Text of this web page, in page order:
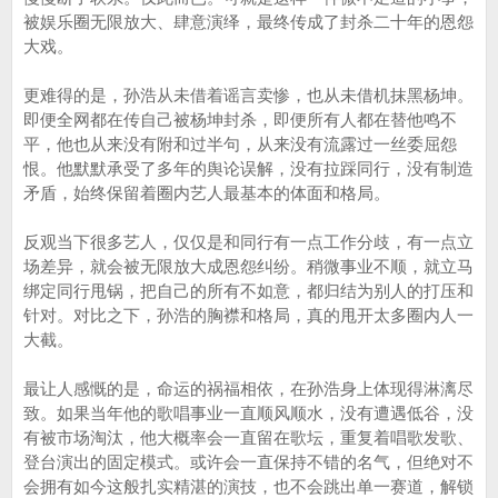
被娱乐圈无限放大、肆意演绎，最终传成了封杀二十年的恩怨
大戏。
更难得的是，孙浩从未借着谣言卖惨，也从未借机抹黑杨坤。
即便全网都在传自己被杨坤封杀，即便所有人都在替他鸣不
平，他也从来没有附和过半句，从来没有流露过一丝委屈怨
恨。他默默承受了多年的舆论误解，没有拉踩同行，没有制造
矛盾，始终保留着圈内艺人最基本的体面和格局。
反观当下很多艺人，仅仅是和同行有一点工作分歧，有一点立
场差异，就会被无限放大成恩怨纠纷。稍微事业不顺，就立马
绑定同行甩锅，把自己的所有不如意，都归结为别人的打压和
针对。对比之下，孙浩的胸襟和格局，真的甩开太多圈内人一
大截。
最让人感慨的是，命运的祸福相依，在孙浩身上体现得淋漓尽
致。如果当年他的歌唱事业一直顺风顺水，没有遭遇低谷，没
有被市场淘汰，他大概率会一直留在歌坛，重复着唱歌发歌、
登台演出的固定模式。或许会一直保持不错的名气，但绝对不
会拥有如今这般扎实精湛的演技，也不会跳出单一赛道，解锁